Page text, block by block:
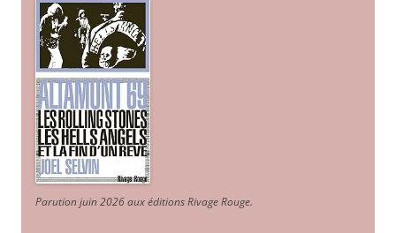
Parution juin 2026 aux éditions Rivage Rouge.